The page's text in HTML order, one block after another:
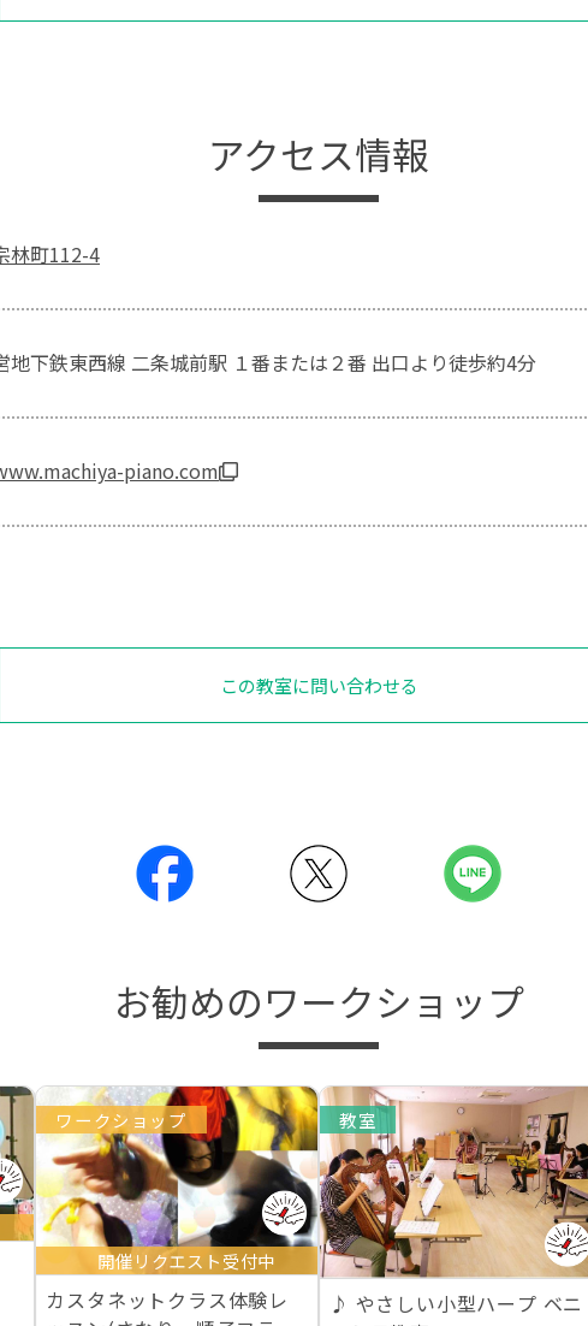
アクセス情報
林町112-4
地下鉄東西線 二条城前駅 １番または２番 出口より徒歩約4分
piano.com
この教室に問い合わせる
お勧めのワークショップ
ワークショップ
開催リクエスト受付中
カスタネットクラス体験レ
教室
♪ やさしい小型ハープ ベニ